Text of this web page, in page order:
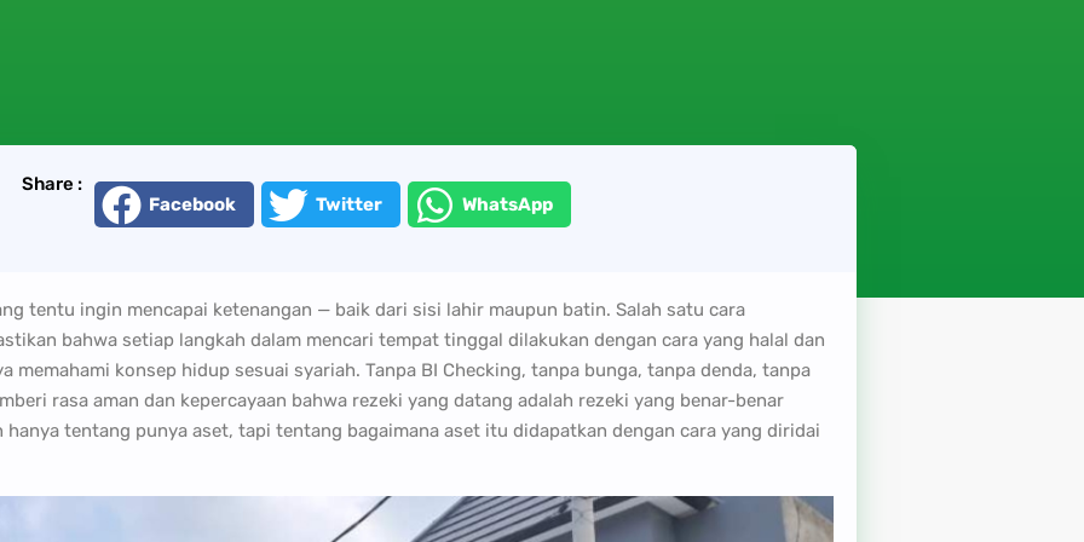
Share :
Facebook
Twitter WhatsApp
tentu ingin mencapai ketenangan — baik dari sisi lahir maupun batin. Salah satu cara
bahwa setiap langkah dalam mencari tempat tinggal dilakukan dengan cara yang halal dan
memahami konsep hidup sesuai syariah. Tanpa BI Checking, tanpa bunga, tanpa denda, tanpa
rasa aman dan kepercayaan bahwa rezeki yang datang adalah rezeki yang benar-benar
hanya tentang punya aset, tapi tentang bagaimana aset itu didapatkan dengan cara yang diridai